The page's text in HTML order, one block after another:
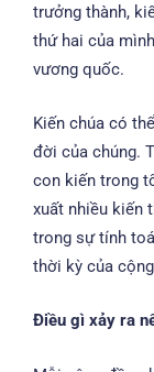
trưởng thành,
thứ hai của
vương quốc.
Kiến chúa có
đời của chúng.
con kiến trong
xuất nhiều kiến
trong sự tính
thời kỳ của
Điều gì xảy ra